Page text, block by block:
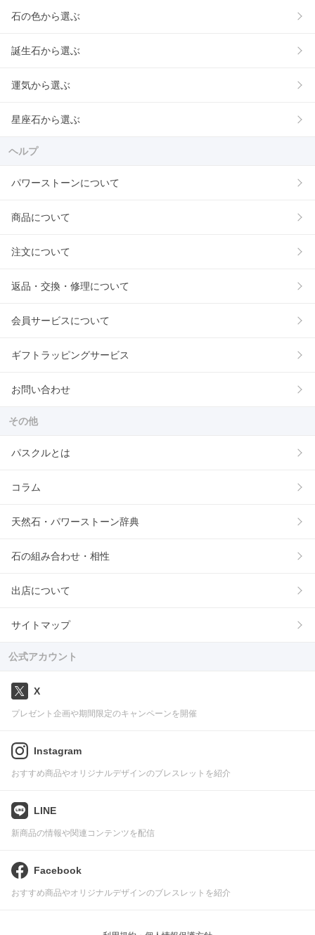
石の色から選ぶ
誕生石から選ぶ
運気から選ぶ
星座石から選ぶ
ヘルプ
パワーストーンについて
商品について
注文について
返品・交換・修理について
会員サービスについて
ギフトラッピングサービス
お問い合わせ
その他
パスクルとは
コラム
天然石・パワーストーン辞典
石の組み合わせ・相性
出店について
サイトマップ
公式アカウント
X
プレゼント企画や期間限定のキャンペーンを開催
Instagram
おすすめ商品やオリジナルデザインのブレスレットを紹介
LINE
新商品の情報や関連コンテンツを配信
Facebook
おすすめ商品やオリジナルデザインのブレスレットを紹介